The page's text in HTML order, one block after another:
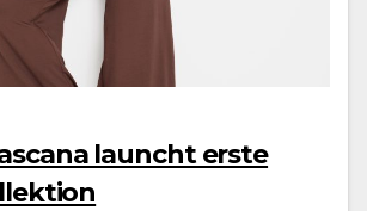
launcht erste